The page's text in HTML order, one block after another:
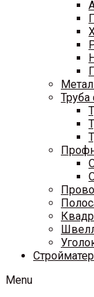
Труба
Menu